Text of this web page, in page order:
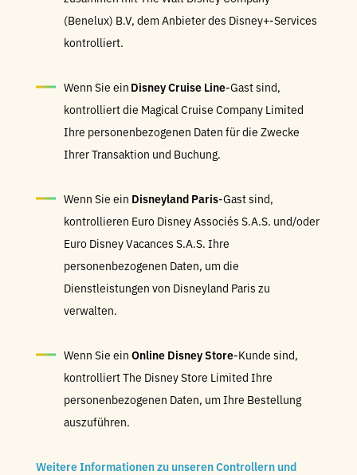
(Benelux) B.V, dem Anbieter des Disney+-Services
kontrolliert.
Wenn Sie ein Disney Cruise Line-Gast sind,
kontrolliert die Magical Cruise Company Limited
Ihre personenbezogenen Daten für die Zwecke
Ihrer Transaktion und Buchung.
Wenn Sie ein Disneyland Paris-Gast sind,
kontrollieren Euro Disney Associés S.A.S. und/oder
Euro Disney Vacances S.A.S. Ihre
personenbezogenen Daten, um die
Dienstleistungen von Disneyland Paris zu
verwalten.
Wenn Sie ein Online Disney Store-Kunde sind,
kontrolliert The Disney Store Limited Ihre
personenbezogenen Daten, um Ihre Bestellung
auszuführen.
Weitere Informationen zu unseren Controllern und